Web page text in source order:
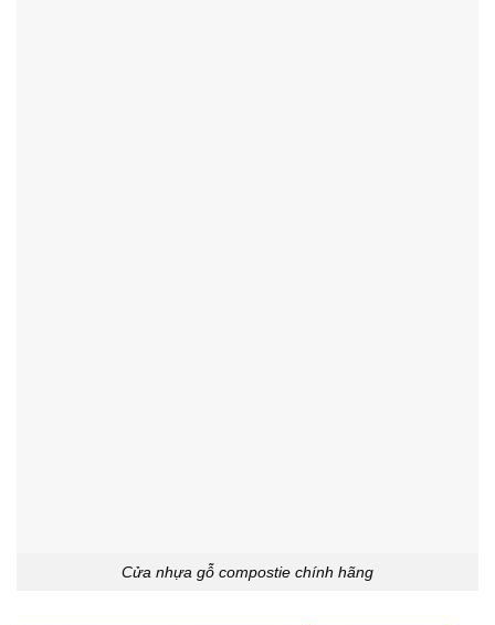
Cửa nhựa gỗ compostie chính hãng